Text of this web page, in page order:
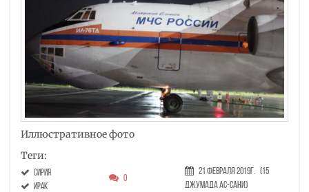
Иллюстративное фото
Теги:
Сирия
Ирак
0
21 Февраля 2019г. (15
Джумада ас-сани)